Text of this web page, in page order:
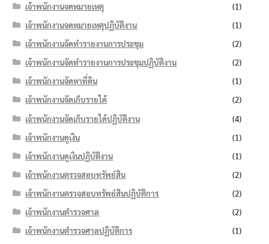
เจ้าพนักงานจดหมายเหตุ
(1)
เจ้าพนักงานจดหมายเหตุปฏิบัติงาน
(1)
เจ้าพนักงานจัดทำรายงานการประชุม
(2)
เจ้าพนักงานจัดทำรายงานการประชุมปฏิบัติงาน
(2)
เจ้าพนักงานจัดหาที่ดิน
(1)
เจ้าพนักงานจัดเก็บรายได้
(2)
เจ้าพนักงานจัดเก็บรายได้ปฏิบัติงาน
(4)
เจ้าพนักงานดูเงิน
(1)
เจ้าพนักงานดูเงินปฏิบัติงาน
(1)
เจ้าพนักงานตรวจสอบทรัพย์สิน
(2)
เจ้าพนักงานตรวจสอบทรัพย์สินปฏิบัติการ
(2)
เจ้าพนักงานตำรวจศาล
(2)
เจ้าพนักงานตำรวจศาลปฏิบัติการ
(1)